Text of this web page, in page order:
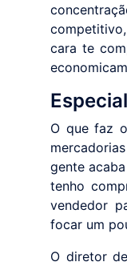
cara te
O que faz
gente
tenho
vendedor
focar um
O diretor